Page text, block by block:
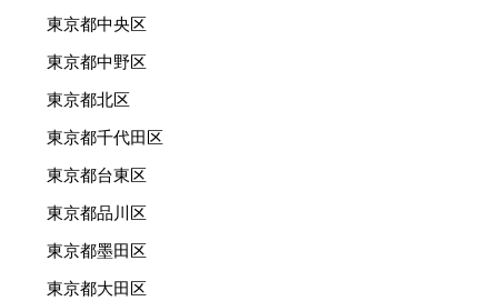
東京都中央区
東京都中野区
東京都北区
東京都千代田区
東京都台東区
東京都品川区
東京都墨田区
東京都大田区